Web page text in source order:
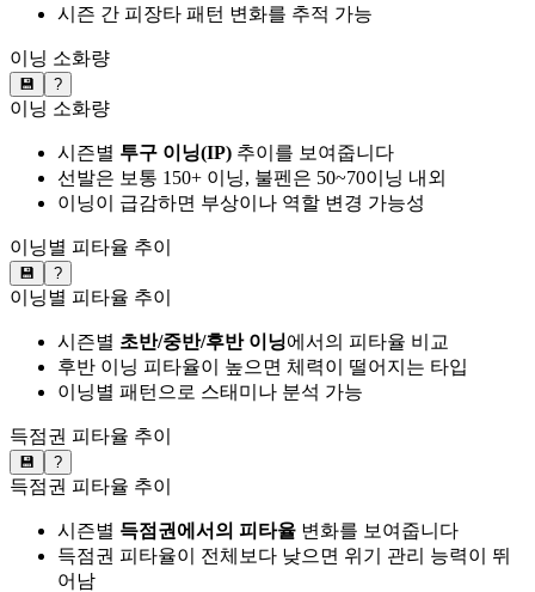
시즌 간 피장타 패턴 변화를 추적 가능
이닝 소화량
💾 ?
이닝 소화량
시즌별 투구 이닝(IP) 추이를 보여줍니다
선발은 보통 150+ 이닝, 불펜은 50~70이닝 내외
이닝이 급감하면 부상이나 역할 변경 가능성
이닝별 피타율 추이
💾 ?
이닝별 피타율 추이
시즌별 초반/중반/후반 이닝에서의 피타율 비교
후반 이닝 피타율이 높으면 체력이 떨어지는 타입
이닝별 패턴으로 스태미나 분석 가능
득점권 피타율 추이
💾 ?
득점권 피타율 추이
시즌별 득점권에서의 피타율 변화를 보여줍니다
득점권 피타율이 전체보다 낮으면 위기 관리 능력이 뛰
어남